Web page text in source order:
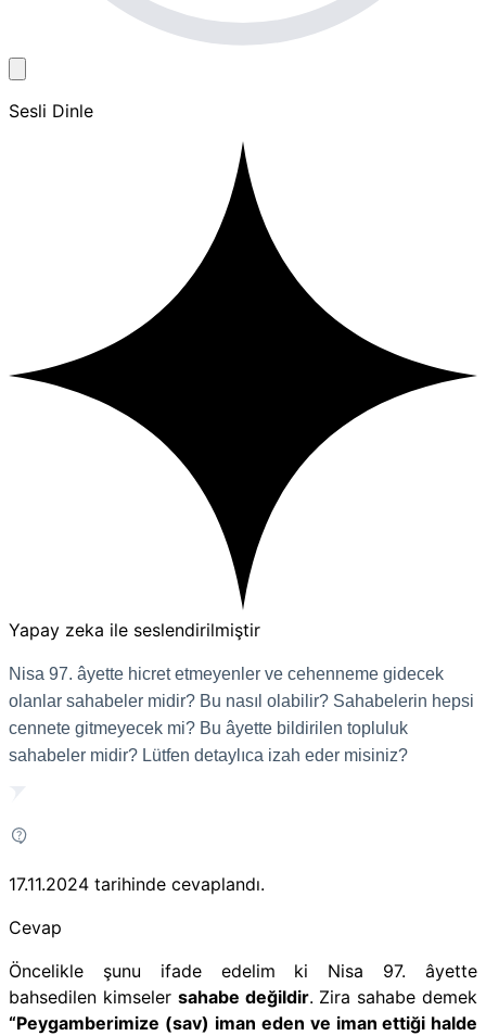
Sesli Dinle
Yapay zeka ile seslendirilmiştir
Nisa 97. âyette hicret etmeyenler ve cehenneme gidecek
olanlar sahabeler midir? Bu nasıl olabilir? Sahabelerin hepsi
cennete gitmeyecek mi? Bu âyette bildirilen topluluk
sahabeler midir? Lütfen detaylıca izah eder misiniz?
17.11.2024 tarihinde cevaplandı.
Cevap
Öncelikle şunu ifade edelim ki Nisa 97. âyette
bahsedilen kimseler sahabe değildir. Zira sahabe demek
“Peygamberimize (sav) iman eden ve iman ettiği halde